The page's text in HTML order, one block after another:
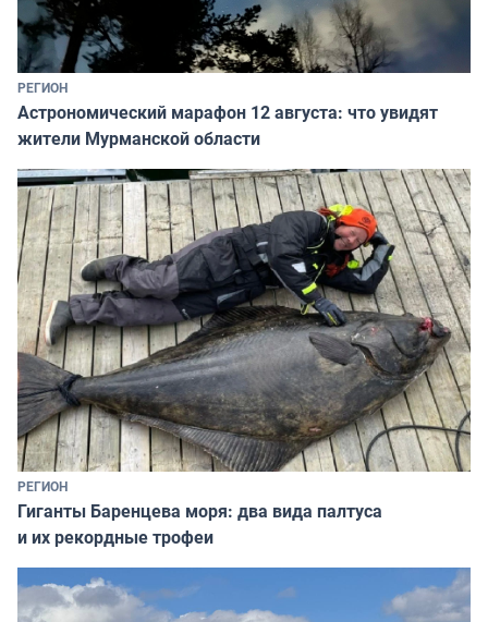
РЕГИОН
Астрономический марафон 12 августа: что увидят
жители Мурманской области
РЕГИОН
Гиганты Баренцева моря: два вида палтуса
и их рекордные трофеи